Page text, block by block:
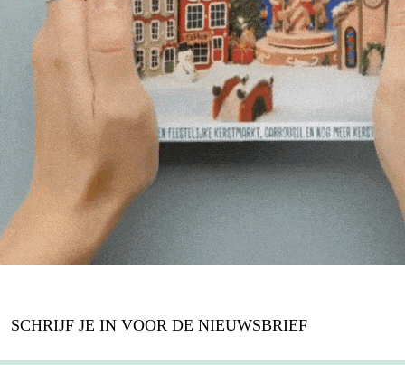
SCHRIJF JE IN VOOR DE NIEUWSBRIEF